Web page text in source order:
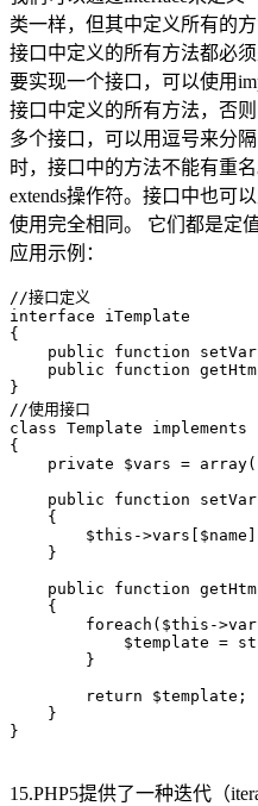
类一样，但其中定义所有的方
接口中定义的所有方法都必
要实现一个接口，可以使用
接口中定义的所有方法，否
多个接口，可以用逗号来分
时，接口中的方法不能有重
extends操作符。接口中也可
使用完全相同。 它们都是定
应用示例：
//接口定义
interface iTemplate
{
public function
public function
}
//使用接口
class Template implements
{
private $vars =
public function
    {
$this-
    }
public function
    {
foreach($this-
$template =
        }
        return $template;
    }
}
15.PHP5提供了一种迭代（